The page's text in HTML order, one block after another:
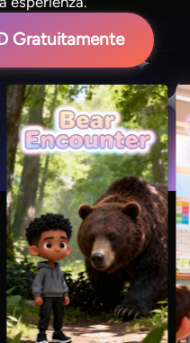
Gratuitamente